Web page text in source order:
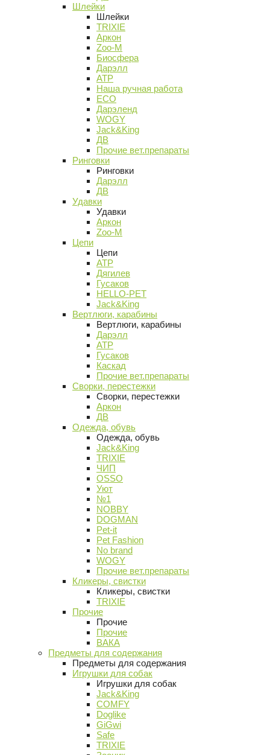
Шлейки
Шлейки
TRIXIE
Аркон
Zoo-M
Биосфера
Дарэлл
АТР
Наша ручная работа
ECO
Дарэленд
WOGY
Jack&King
ДВ
Прочие вет.препараты
Ринговки
Ринговки
Дарэлл
ДВ
Удавки
Удавки
Аркон
Zoo-M
Цепи
Цепи
АТР
Дягилев
Гусаков
HELLO-PET
Jack&King
Вертлюги, карабины
Вертлюги, карабины
Дарэлл
АТР
Гусаков
Каскад
Прочие вет.препараты
Сворки, перестежки
Сворки, перестежки
Аркон
ДВ
Одежда, обувь
Одежда, обувь
Jack&King
TRIXIE
ЧИП
OSSO
Уют
№1
NOBBY
DOGMAN
Pet-it
Pet Fashion
No brand
WOGY
Прочие вет.препараты
Кликеры, свистки
Кликеры, свистки
TRIXIE
Прочие
Прочие
Прочие
ВАКА
Предметы для содержания
Предметы для содержания
Игрушки для собак
Игрушки для собак
Jack&King
COMFY
Doglike
GiGwi
Safe
TRIXIE